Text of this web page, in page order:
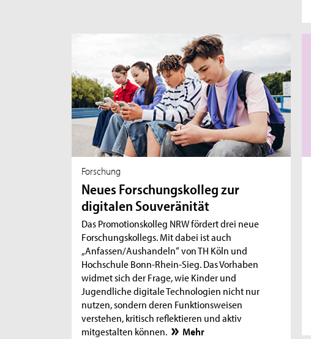
Forschung
Neues Forschungskolleg zur
digitalen Souveränität
Das Promotionskolleg NRW fördert drei neue
Forschungskollegs. Mit dabei ist auch
„Anfassen/Aushandeln“ von TH Köln und
Hochschule Bonn-Rhein-Sieg. Das Vorhaben
widmet sich der Frage, wie Kinder und
Jugendliche digitale Technologien nicht nur
nutzen, sondern deren Funktionsweisen
verstehen, kritisch reflektieren und aktiv
mitgestalten können.
Mehr